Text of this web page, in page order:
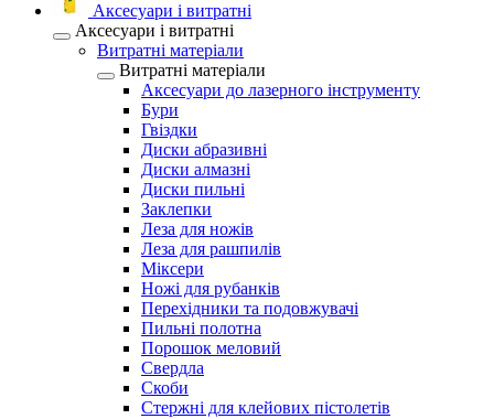
Аксесуари і витратні
Аксесуари і витратні
Витратні матеріали
Витратні матеріали
Аксесуари до лазерного інструменту
Бури
Гвіздки
Диски абразивні
Диски алмазні
Диски пильні
Заклепки
Леза для ножів
Леза для рашпилів
Міксери
Ножі для рубанків
Перехідники та подовжувачі
Пильні полотна
Порошок меловий
Свердла
Скоби
Стержні для клейових пістолетів